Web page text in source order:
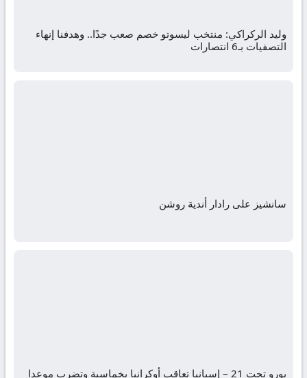
وليد الركراكي: منتخب ليسوتو خصم صعب جدًا.. وهدفنا إنهاء
التصفيات بـ6 انتصارات
سانشيز على رادار أندية روشن
يورو تحت 21 – إسبانيا تعاقب أوكرانيا بخماسية وتضرب موعدا